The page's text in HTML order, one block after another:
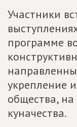
Участники
программе
укрепление
общества,
куначества.